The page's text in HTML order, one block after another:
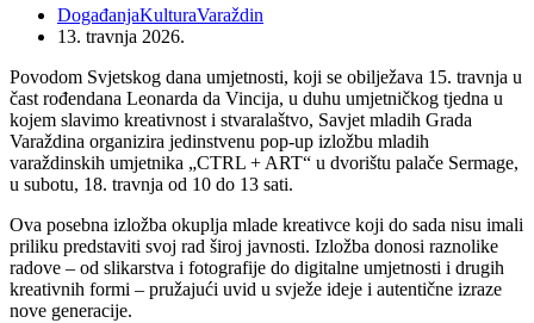
DogađanjaKulturaVaraždin
13. travnja 2026.
Povodom Svjetskog dana umjetnosti, koji se obilježava 15. travnja u
čast rođendana Leonarda da Vincija, u duhu umjetničkog tjedna u
kojem slavimo kreativnost i stvaralaštvo, Savjet mladih Grada
Varaždina organizira jedinstvenu pop-up izložbu mladih
varaždinskih umjetnika „CTRL + ART“ u dvorištu palače Sermage,
u subotu, 18. travnja od 10 do 13 sati.
Ova posebna izložba okuplja mlade kreativce koji do sada nisu imali
priliku predstaviti svoj rad široj javnosti. Izložba donosi raznolike
radove – od slikarstva i fotografije do digitalne umjetnosti i drugih
kreativnih formi – pružajući uvid u svježe ideje i autentične izraze
nove generacije.